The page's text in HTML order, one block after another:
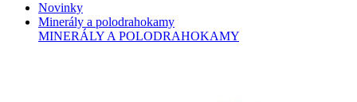
Novinky
Minerály a polodrahokamy
MINERÁLY A POLODRAHOKAMY